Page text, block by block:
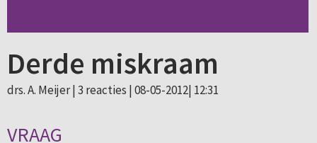
Derde miskraam
drs. A. Meijer | 3 reacties | 08-05-2012| 12:31
VRAAG